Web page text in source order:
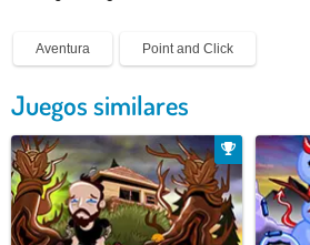
Aventura Point and Click
Juegos similares